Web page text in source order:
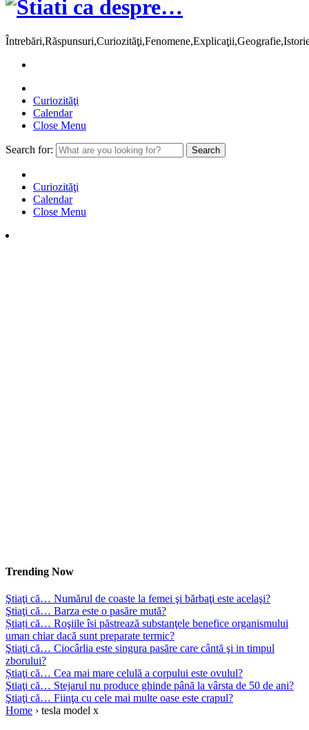
Curiozităţi
Calendar
Close Menu
Search for:
Curiozităţi
Calendar
Close Menu
Trending Now
Ştiaţi că… Numărul de coaste la femei şi bărbaţi este acelaşi?
Ştiaţi că… Barza este o pasăre mută?
Știați că… Roşiile îsi păstrează substanţele benefice organismului
uman chiar dacă sunt preparate termic?
Ştiaţi că… Ciocârlia este singura pasăre care cântă şi in timpul
zborului?
Știaţi că… Cea mai mare celulă a corpului este ovulul?
Ştiaţi că… Stejarul nu produce ghinde până la vârsta de 50 de ani?
Ştiaţi că… Fiinţa cu cele mai multe oase este crapul?
Home › tesla model x